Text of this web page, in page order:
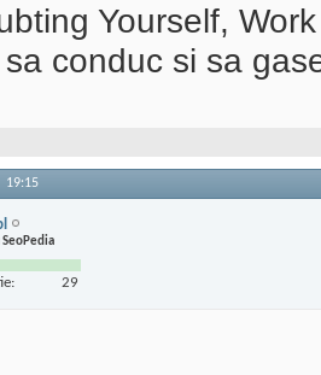
Yourself,
sa conduc si sa
19:15
29